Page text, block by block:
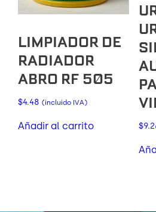
LIMPIADOR DE
RADIADOR
ABRO RF 505
$4.48 (incluido IVA)
Añadir al carrito $